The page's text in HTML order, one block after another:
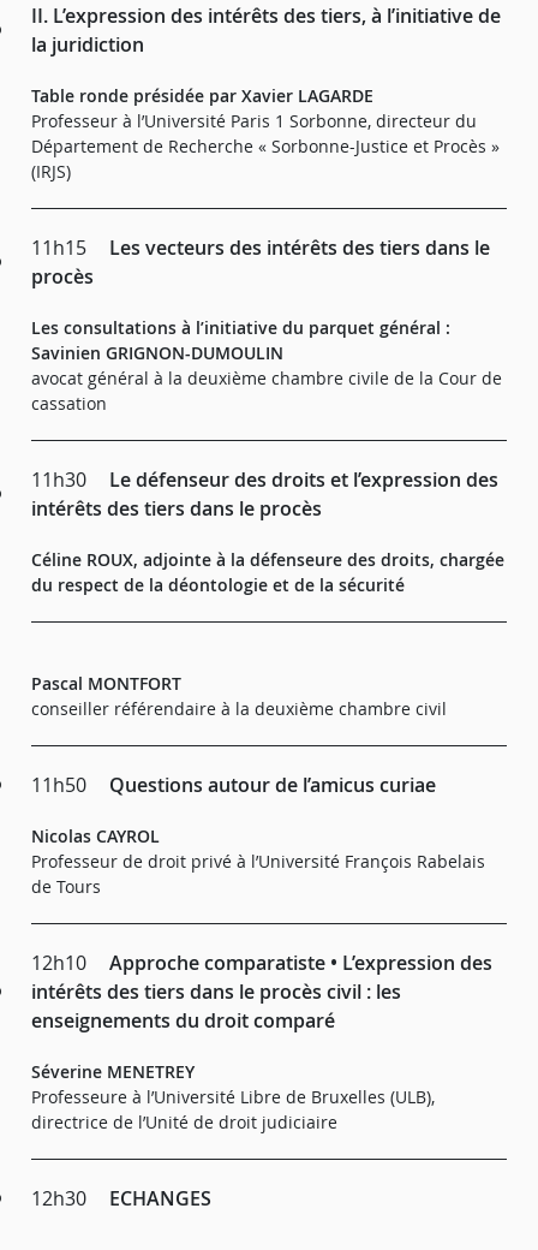
II. L’expression des intérêts des tiers, à l’initiative de
la juridiction
Table ronde présidée par Xavier LAGARDE
Professeur à l’Université Paris 1 Sorbonne, directeur du
Département de Recherche « Sorbonne-Justice et Procès »
(IRJS)
11h15
Les vecteurs des intérêts des tiers dans le
procès
Les consultations à l’initiative du parquet général :
Savinien GRIGNON-DUMOULIN
avocat général à la deuxième chambre civile de la Cour de
cassation
11h30
Le défenseur des droits et l’expression des
intérêts des tiers dans le procès
Céline ROUX, adjointe à la défenseure des droits, chargée
du respect de la déontologie et de la sécurité
Pascal MONTFORT
conseiller référendaire à la deuxième chambre civil
11h50 Questions autour de l’amicus curiae
Nicolas CAYROL
Professeur de droit privé à l’Université François Rabelais
de Tours
12h10
Approche comparatiste • L’expression des
intérêts des tiers dans le procès civil : les
enseignements du droit comparé
Séverine MENETREY
Professeure à l’Université Libre de Bruxelles (ULB),
directrice de l’Unité de droit judiciaire
12h30 ECHANGES